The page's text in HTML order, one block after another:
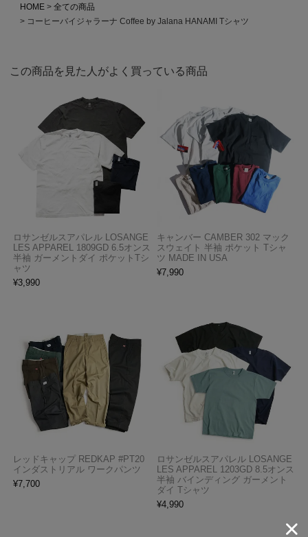
HOME
全ての商品
コーヒーバイジャラーナ Coffee by Jalana HANAMI Tシャツ
この商品を見た人がよく買っている商品
ロサンゼルスアパレル LOSANGE
LES APPAREL 1809GD 6.5オンス
半袖 ガーメントダイ ポケットTシ
ャツ
¥3,990
キャンバー CAMBER 302 マック
スウェイト 半袖 ポケット Tシャ
ツ MADE IN USA
¥7,990
レッドキャップ REDKAP #PT20
インダストリアル ワークパンツ
¥7,700
ロサンゼルスアパレル LOSANGE
LES APPAREL 1203GD 8.5オンス
半袖 バインディング ガーメント
ダイ Tシャツ
¥4,990